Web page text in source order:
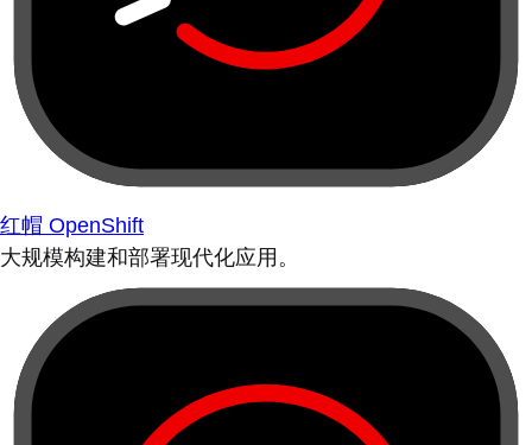
红帽 OpenShift
大规模构建和部署现代化应用。